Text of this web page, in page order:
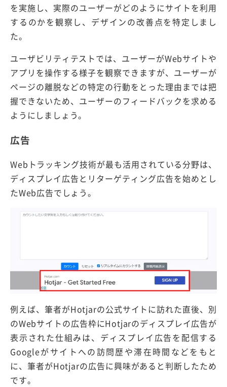
を実施し、実際のユーザーがどのようにサイトを利用
するのかを観察し、デザインの改善点を特定しまし
た。
ユーザビリティテストでは、ユーザーがWebサイトや
アプリを操作する様子を観察できますが、ユーザーが
ページの離脱などの特定の行動をとった理由までは把
握できないため、ユーザーのフィードバックを求める
ようにしましょう。
広告
Webトラッキング技術が最も活用されている分野は、
ディスプレイ広告とリターゲティング広告を始めとし
たWeb広告でしょう。
例えば、筆者がHotjarの公式サイトに訪れた直後、別
のWebサイトの広告枠にHotjarのディスプレイ広告が
表示された仕組みは、ディスプレイ広告を配信する
Googleがサイトへの訪問歴や滞在時間などをもと
に、筆者がHotjarの広告に興味があると判断したため
です。